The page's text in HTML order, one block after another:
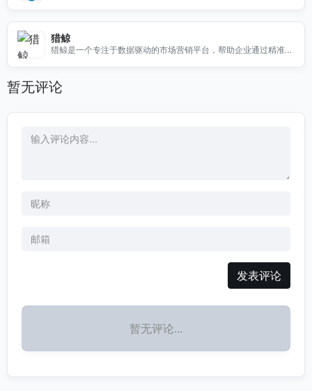
EO优化、SEM投放，还是社交媒体营销，乔拓云营销都能为您提
供定制化的解决方案，助力您的业务增长。选择乔拓云营销，让您
的数字营销更具成效。
猎鲸
猎鲸是一个专注于数据驱动的市场营销平台，帮助企业通过精准的
小企业还是大型企业，猎鲸都能为您提供量身定制的服务，助力您
好地理解目标客户，优化营销资源配置，实现更高的投资回报率。
暂无评论
发表评论
暂无评论...